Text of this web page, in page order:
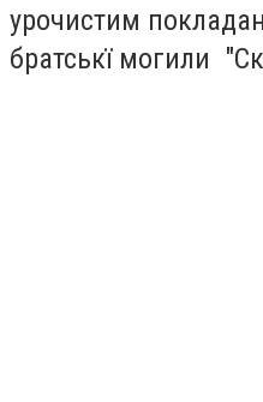
урочистим
братськї могили